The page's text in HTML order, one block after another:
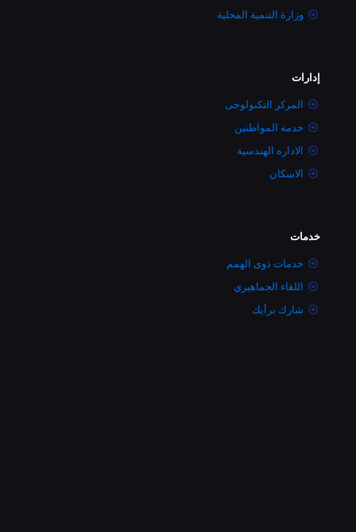
وزارة التنمية المحلية
إدارات
المركز التكنولوجى
خدمة المواطنين
الاداره الهندسية
الاسكان
خدمات
خدمات ذوى الهمم
اللقاء الجماهيري
شارك برأيك